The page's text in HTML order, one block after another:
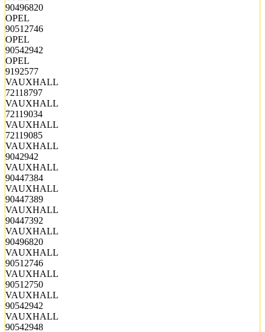
90496820
OPEL
90512746
OPEL
90542942
OPEL
9192577
VAUXHALL
72118797
VAUXHALL
72119034
VAUXHALL
72119085
VAUXHALL
9042942
VAUXHALL
90447384
VAUXHALL
90447389
VAUXHALL
90447392
VAUXHALL
90496820
VAUXHALL
90512746
VAUXHALL
90512750
VAUXHALL
90542942
VAUXHALL
90542948